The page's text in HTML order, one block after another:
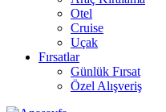
Otel
Cruise
Uçak
Fırsatlar
Günlük Fırsat
Özel Alışveriş